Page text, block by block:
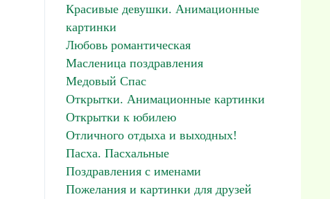
Красивые девушки. Анимационные
картинки
Любовь романтическая
Масленица поздравления
Медовый Спас
Открытки. Анимационные картинки
Открытки к юбилею
Отличного отдыха и выходных!
Пасха. Пасхальные
Поздравления с именами
Пожелания и картинки для друзей